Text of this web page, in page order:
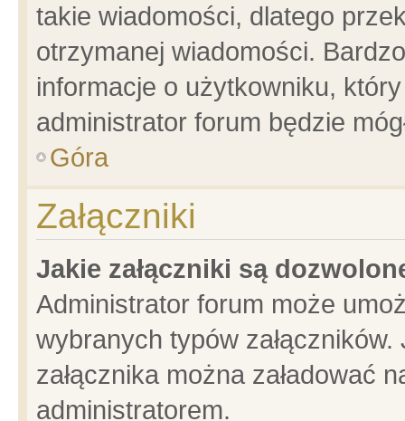
takie wiadomości, dlatego
otrzymanej wiadomości.
informacje o użytkowniku,
administrator forum będzie
Góra
Załączniki
Jakie załączniki są
Administrator forum może
wybranych typów
załącznika można załadować
administratorem.